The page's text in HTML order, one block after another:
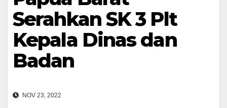
Serahkan SK 3 Plt
Kepala Dinas dan
Badan
NOV 23, 2022